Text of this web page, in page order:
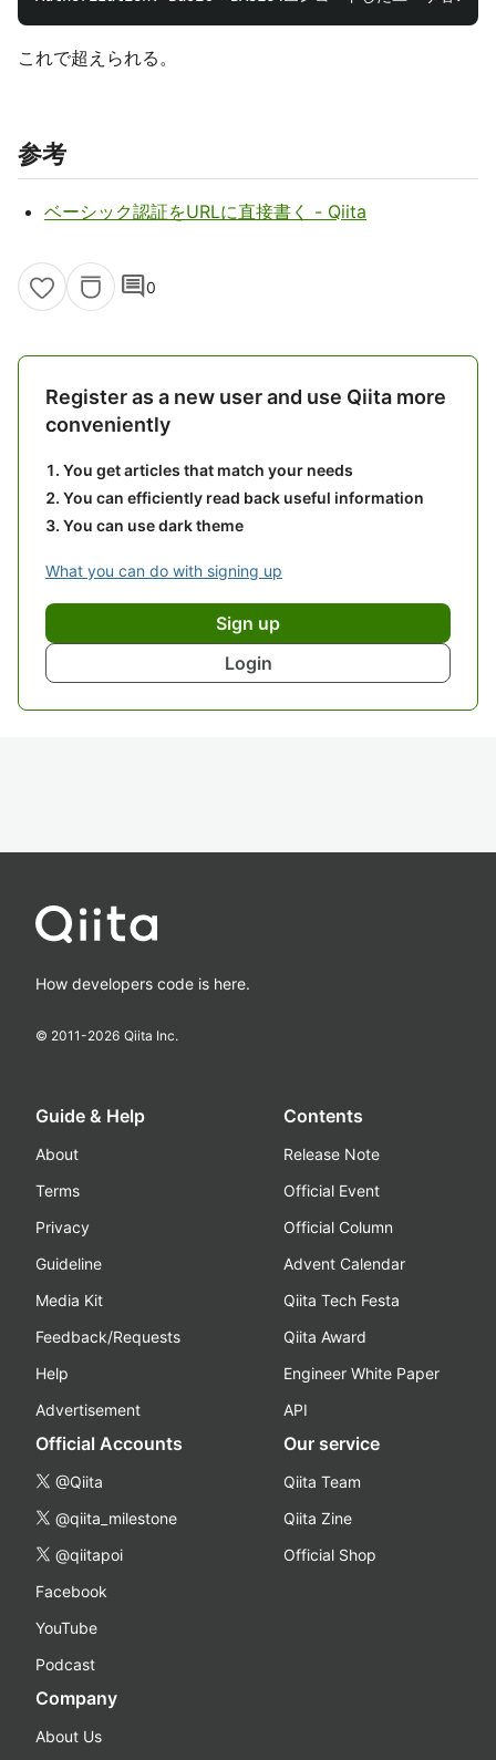
これで超えられる。
参考
ベーシック認証をURLに直接書く - Qiita
comment0
Register as a new user and use Qiita more
conveniently
You get articles that match your needs
You can efficiently read back useful information
You can use dark theme
What you can do with signing up
Sign up
Login
How developers code is here.
© 2011-2026 Qiita Inc.
Guide & Help
About
Terms
Privacy
Guideline
Media Kit
Feedback/Requests
Help
Advertisement
Contents
Release Note
Official Event
Official Column
Advent Calendar
Qiita Tech Festa
Qiita Award
Engineer White Paper
API
Official Accounts
@Qiita
@qiita_milestone
@qiitapoi
Facebook
YouTube
Podcast
Our service
Qiita Team
Qiita Zine
Official Shop
Company
About Us